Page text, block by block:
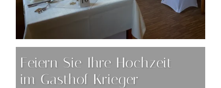
Feiern Sie Ihre Hochzeit
im Gasthof Krieger